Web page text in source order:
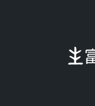
ン